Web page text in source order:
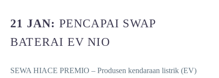
21 JAN: PENCAPAI SWAP
BATERAI EV NIO
SEWA HIACE PREMIO – Produsen kendaraan listrik (EV)